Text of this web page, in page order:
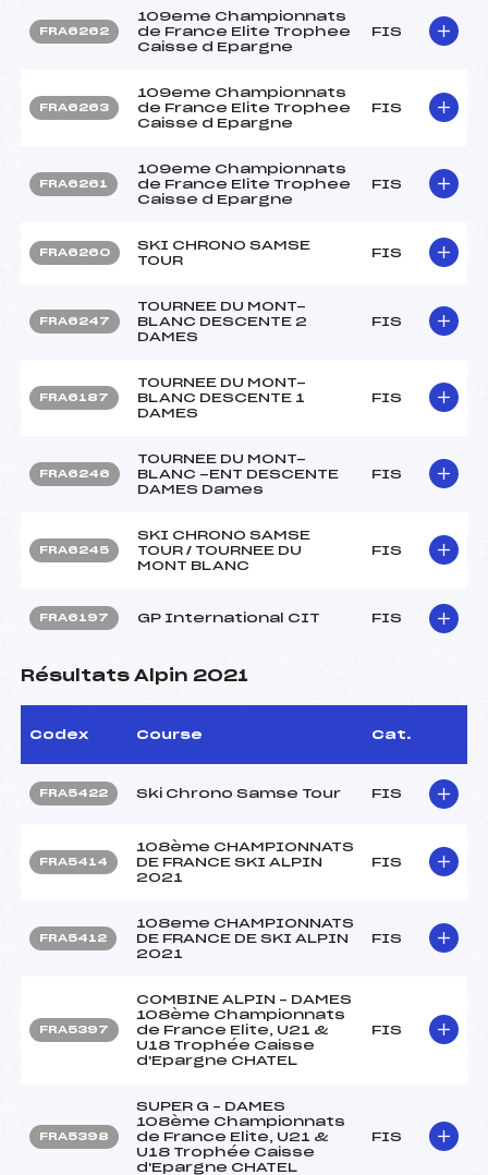
FRA6262
109eme Championnats
de France Elite Trophee
Caisse d Epargne
FIS
FRA6263
109eme Championnats
de France Elite Trophee
Caisse d Epargne
FIS
FRA6261
109eme Championnats
de France Elite Trophee
Caisse d Epargne
FIS
FRA6260
SKI CHRONO SAMSE
TOUR
FIS
FRA6247
TOURNEE DU MONT-
BLANC DESCENTE 2
DAMES
FIS
FRA6187
TOURNEE DU MONT-
BLANC DESCENTE 1
DAMES
FIS
FRA6246
TOURNEE DU MONT-
BLANC -ENT DESCENTE
DAMES Dames
FIS
FRA6245
SKI CHRONO SAMSE
TOUR / TOURNEE DU
MONT BLANC
FIS
FRA6197 GP International CIT FIS
Résultats Alpin 2021
Codex Course Cat.
FRA5422 Ski Chrono Samse Tour FIS
FRA5414
108ème CHAMPIONNATS
DE FRANCE SKI ALPIN
2021
FIS
FRA5412
108eme CHAMPIONNATS
DE FRANCE DE SKI ALPIN
2021
FIS
FRA5397
COMBINE ALPIN – DAMES
108ème Championnats
de France Elite, U21 &
U18 Trophée Caisse
d'Epargne CHATEL
FIS
FRA5398
SUPER G – DAMES
108ème Championnats
de France Elite, U21 &
U18 Trophée Caisse
d'Epargne CHATEL
FIS